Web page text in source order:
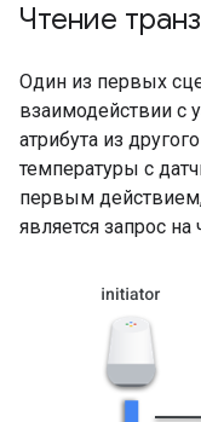
Чтение
Один из первых
взаимодействии с
атрибута из
температуры с
первым
является запрос на